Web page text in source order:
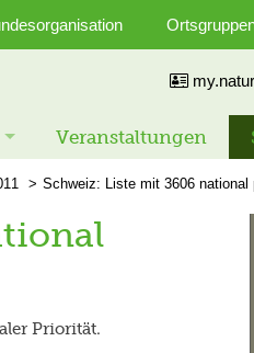
Veranstaltungen
Schweiz: Liste mit 3606 national
Priorität.